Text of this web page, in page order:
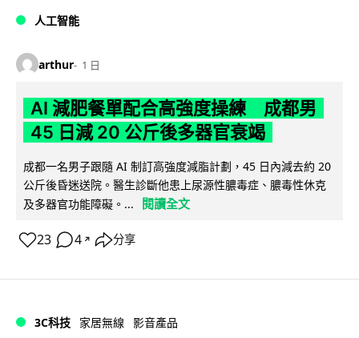
人工智能
arthur 1 日
AI 減肥餐單配合高強度操練 成都男
45 日減 20 公斤後多器官衰竭
成都一名男子跟隨 AI 制訂高強度減脂計劃，45 日內減去約 20
公斤後昏迷送院。醫生診斷他患上尿源性膿毒症、膿毒性休克
及多器官功能障礙。...
閱讀全文
23 4 ↗ 分享
3C科技 家居無線 影音產品